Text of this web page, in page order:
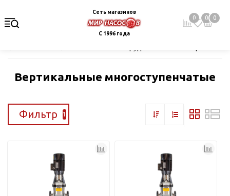
Сеть магазинов
С 1996 года
0 0 0
Вертикальные многоступенчатые
Фильтр 1